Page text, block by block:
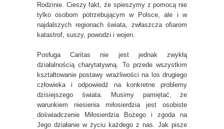
Rodzinie. Cieszy fakt, że spieszymy z pomocą nie
tylko osobom potrzebującym w Polsce, ale i w
najdalszych regionach świata, zwłaszcza ofiarom
katastrof, suszy, powodzi i wojen.
Posługa Caritas nie jest jednak zwykłą
działalnością charytatywną. To przede wszystkim
kształtowanie postawy wrażliwości na los drugiego
człowieka i odpowiedź na konkretne problemy
dzisiejszego świata. Musimy pamiętać, że
warunkiem niesienia miłosierdzia jest osobiste
doświadczenie Miłosierdzia Bożego i zgoda na
Jego działanie w życiu każdego z nas. Jak pisze